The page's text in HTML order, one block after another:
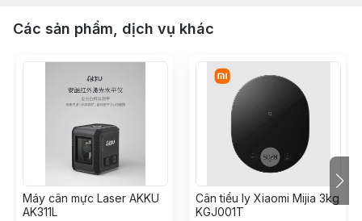
Các sản phẩm, dịch vụ khác
Máy cân mực Laser AKKU
AK311L
Cân tiểu ly Xiaomi Mijia 3kg
KGJ001T